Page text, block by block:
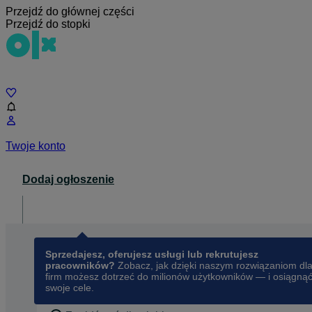
Przejdź do głównej części
Przejdź do stopki
Twoje konto
Dodaj ogłoszenie
Sprzedajesz, oferujesz usługi lub rekrutujesz
pracowników? Zobacz, jak dzięki naszym rozwiązaniom dla
firm możesz dotrzeć do milionów użytkowników — i osiągnąć
swoje cele.